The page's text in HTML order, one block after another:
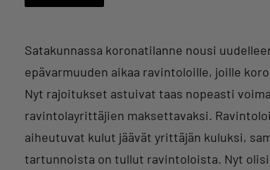
Satakunnassa koronatilanne nousi
epävarmuuden aikaa ravintoloille, joille
Nyt rajoitukset astuivat taas nopeasti
ravintolayrittäjien maksettavaksi.
aiheutuvat kulut jäävät yrittäjän kuluksi,
tartunnoista on tullut ravintoloista. Nyt